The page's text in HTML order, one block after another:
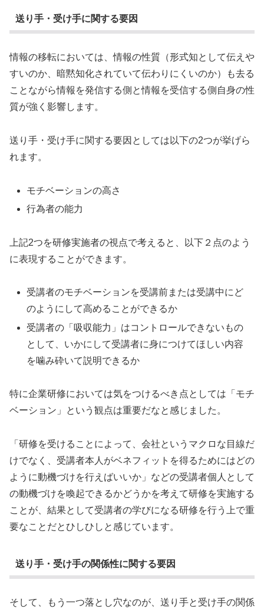
送り手・受け手に関する要因
情報の移転においては、情報の性質（形式知として伝えや
すいのか、暗黙知化されていて伝わりにくいのか）も去る
ことながら情報を発信する側と情報を受信する側自身の性
質が強く影響します。
送り手・受け手に関する要因としては以下の2つが挙げら
れます。
モチベーションの高さ
行為者の能力
上記2つを研修実施者の視点で考えると、以下２点のよう
に表現することができます。
受講者のモチベーションを受講前または受講中にど
のようにして高めることができるか
受講者の「吸収能力」はコントロールできないもの
として、いかにして受講者に身につけてほしい内容
を噛み砕いて説明できるか
特に企業研修においては気をつけるべき点としては「モチ
ベーション」という観点は重要だなと感じました。
「研修を受けることによって、会社というマクロな目線だ
けでなく、受講者本人がベネフィットを得るためにはどの
ように動機づけを行えばいいか」などの受講者個人として
の動機づけを喚起できるかどうかを考えて研修を実施する
ことが、結果として受講者の学びになる研修を行う上で重
要なことだとひしひしと感じています。
送り手・受け手の関係性に関する要因
そして、もう一つ落とし穴なのが、送り手と受け手の関係